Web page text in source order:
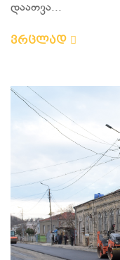
დაათვა...
ვრცლად